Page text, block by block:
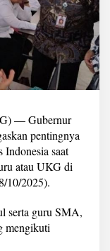
— Gubernur
pentingnya
Indonesia saat
atau UKG di
10/2025).
serta guru SMA,
mengikuti